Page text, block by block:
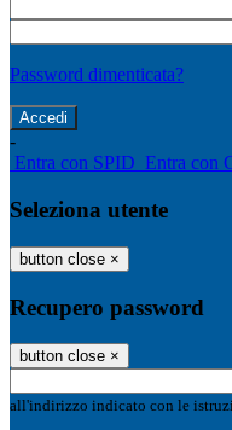
Password dimenticata?
-
Entra con SPID Entra con
Seleziona utente
button close ×
Recupero password
button close ×
all'indirizzo indicato con le